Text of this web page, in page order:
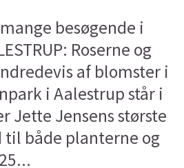
besøgende i
Roserne og
af blomster i
i Aalestrup står i
Jette Jensens største
til både planterne og